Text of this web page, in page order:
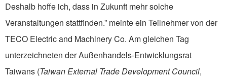
Deshalb hoffe ich, dass in Zukunft mehr solche
Veranstaltungen stattfinden.” meinte ein Teilnehmer von der
TECO Electric and Machinery Co. Am gleichen Tag
unterzeichneten der Außenhandels-Entwicklungsrat
Taiwans (Taiwan External Trade Development Council,